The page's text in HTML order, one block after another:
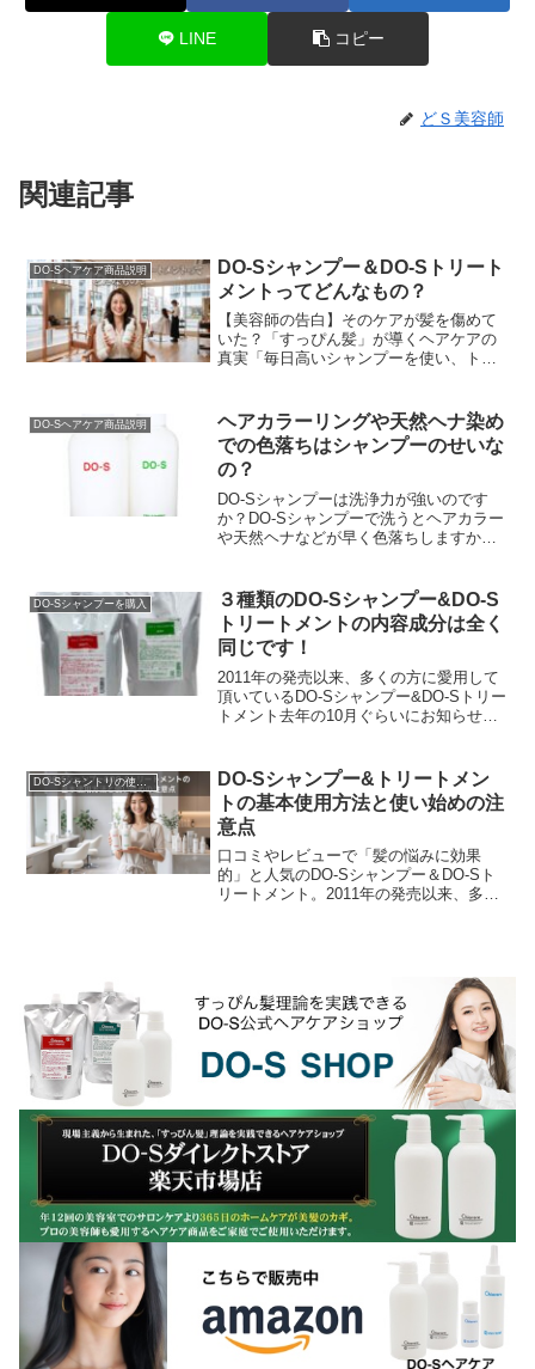
LINE コピー
どＳ美容師
関連記事
DO-Sヘアケア商品説明
DO-Sシャンプー＆DO-Sトリート
メントってどんなもの？
【美容師の告白】そのケアが髪を傷めて
いた？「すっぴん髪」が導くヘアケアの
真実「毎日高いシャンプーを使い、トリ
が細くなり、変なクセ...
DO-Sヘアケア商品説明
ヘアカラーリングや天然ヘナ染め
での色落ちはシャンプーのせいな
の？
DO-Sシャンプーは洗浄力が強いのです
か？DO-Sシャンプーで洗うとヘアカラー
や天然ヘナなどが早く色落ちしますか？
はちゃんと...
DO-Sシャンプーを購入
３種類のDO-Sシャンプー&DO-S
トリートメントの内容成分は全く
同じです！
2011年の発売以来、多くの方に愛用して
頂いているDO-Sシャンプー&DO-Sトリー
トメント去年の10月ぐらいにお知らせし
DO-Sシャントリの使用方法
DO-Sシャンプー&トリートメン
トの基本使用方法と使い始めの注
意点
口コミやレビューで「髪の悩みに効果
的」と人気のDO-Sシャンプー＆DO-Sト
リートメント。2011年の発売以来、多く